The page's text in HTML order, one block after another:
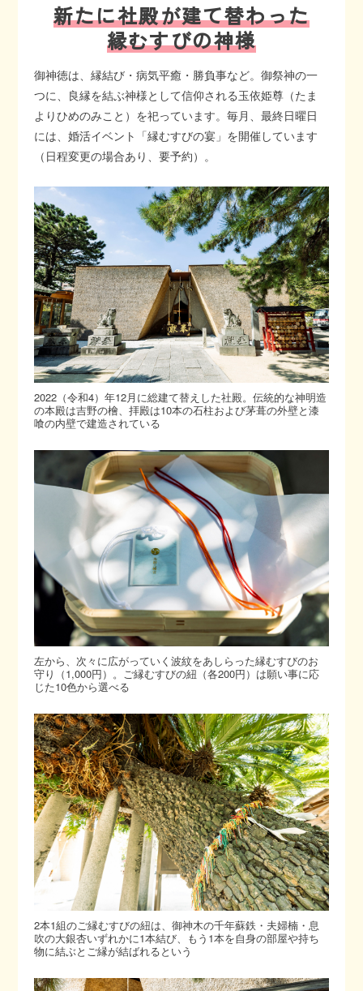
新たに社殿が建て替わった
縁むすびの神様
御神徳は、縁結び・病気平癒・勝負事など。御祭神の一
つに、良縁を結ぶ神様として信仰される玉依姫尊（たま
よりひめのみこと）を祀っています。毎月、最終日曜日
には、婚活イベント「縁むすびの宴」を開催しています
（日程変更の場合あり、要予約）。
2022（令和4）年12月に総建て替えした社殿。伝統的な神明造
の本殿は吉野の檜、拝殿は10本の石柱および茅葺の外壁と漆
喰の内壁で建造されている
左から、次々に広がっていく波紋をあしらった縁むすびのお
守り（1,000円）。ご縁むすびの紐（各200円）は願い事に応
じた10色から選べる
2本1組のご縁むすびの紐は、御神木の千年蘇鉄・夫婦楠・息
吹の大銀杏いずれかに1本結び、もう1本を自身の部屋や持ち
物に結ぶとご縁が結ばれるという